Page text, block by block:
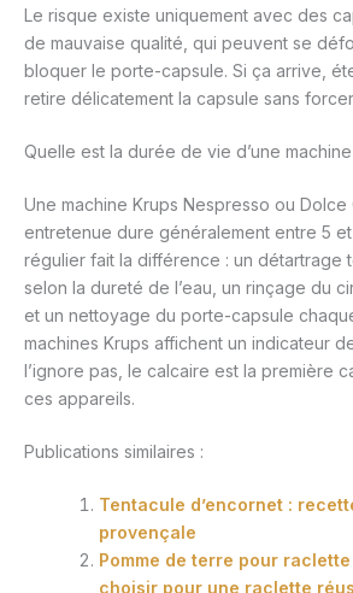
Le risque existe uniquement avec des
de mauvaise qualité, qui peuvent se
bloquer le porte-capsule. Si ça arrive,
retire délicatement la capsule sans
Quelle est la durée de vie d’une
Une machine Krups Nespresso ou Dolce
entretenue dure généralement entre 5 et
régulier fait la différence : un détartrage
selon la dureté de l’eau, un rinçage du
et un nettoyage du porte-capsule
machines Krups affichent un indicateur
l’ignore pas, le calcaire est la première
ces appareils.
Publications similaires :
Tentacule d’encornet :
provençale
Pomme de terre pour
choisir pour une raclette